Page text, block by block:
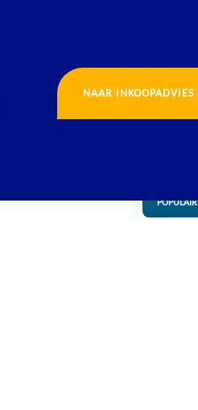
POPULAIR
NAAR INKOOPADVIES